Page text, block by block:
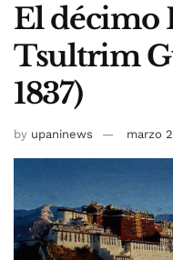
El décimo
Tsultrim
1837)
by upaninews marzo